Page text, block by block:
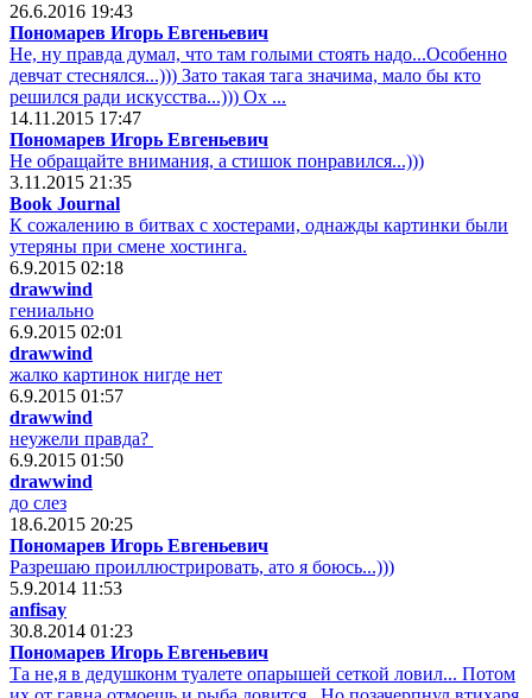
26.6.2016 19:43
Пономарев Игорь Евгеньевич
Не, ну правда думал, что там голыми стоять надо...Особенно
девчат стеснялся...))) Зато такая тага значима, мало бы кто
решился ради искусства...))) Ох ...
14.11.2015 17:47
Пономарев Игорь Евгеньевич
Не обращайте внимания, а стишок понравился...)))
3.11.2015 21:35
Book Journal
К сожалению в битвах с хостерами, однажды картинки были
утеряны при смене хостинга.
6.9.2015 02:18
drawwind
гениально
6.9.2015 02:01
drawwind
жалко картинок нигде нет
6.9.2015 01:57
drawwind
неужели правда?
6.9.2015 01:50
drawwind
до слез
18.6.2015 20:25
Пономарев Игорь Евгеньевич
Разрешаю проиллюстрировать, ато я боюсь...)))
5.9.2014 11:53
anfisay
30.8.2014 01:23
Пономарев Игорь Евгеньевич
Та не,я в дедушконм туалете опарышей сеткой ловил... Потом